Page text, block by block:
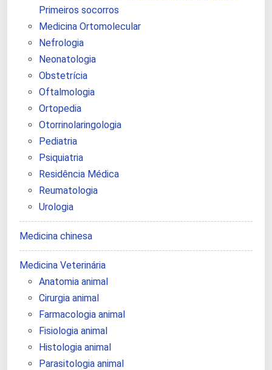
Primeiros socorros
Medicina Ortomolecular
Nefrologia
Neonatologia
Obstetrícia
Oftalmologia
Ortopedia
Otorrinolaringologia
Pediatria
Psiquiatria
Residência Médica
Reumatologia
Urologia
Medicina chinesa
Medicina Veterinária
Anatomia animal
Cirurgia animal
Farmacologia animal
Fisiologia animal
Histologia animal
Parasitologia animal